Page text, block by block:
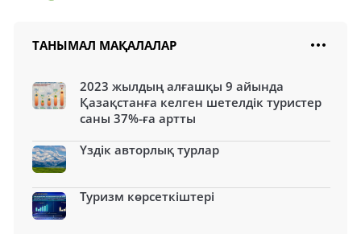
ТАНЫМАЛ МАҚАЛАЛАР
2023 жылдың алғашқы 9 айында
Қазақстанға келген шетелдік туристер
саны 37%-ға артты
Үздік авторлық турлар
Туризм көрсеткіштері